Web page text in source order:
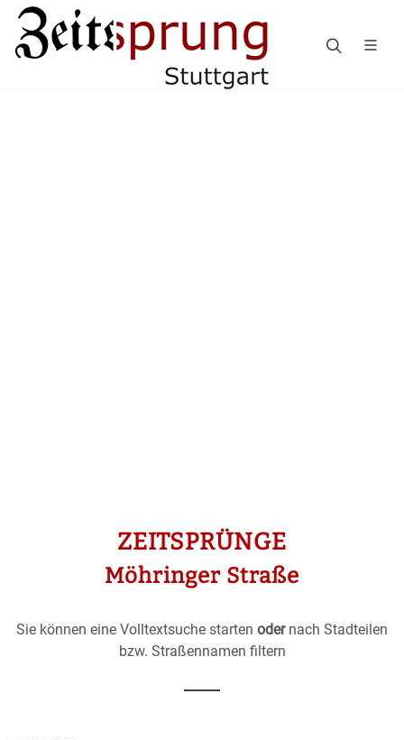
ZEITSPRÜNGE
Möhringer Straße
Sie können eine Volltextsuche starten odernach Stadteilen
bzw. Straßennamen filtern